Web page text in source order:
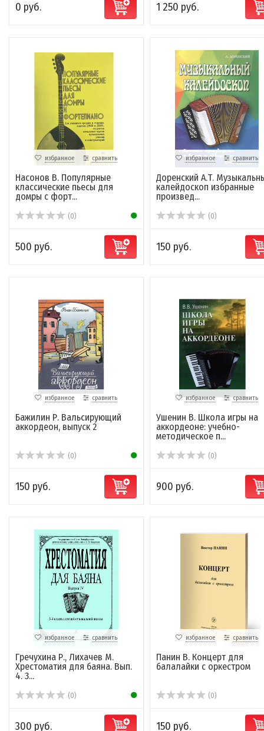
0 руб. 1 250 руб.
избранное сравнить
Насонов В. Популярные
классические пьесы для
домры с форт...
(0)
500 руб.
избранное сравнить
Доренский А.Т.
калейдоскоп избранные
произвед...
(0)
150 руб.
избранное сравнить
Бажилин Р. Вальсирующий
аккордеон, выпуск 2
(0)
150 руб.
избранное сравнить
Ушенин В. Школа игры на
аккордеоне: учебно-
методическое п...
(0)
900 руб.
избранное сравнить
Гречухина Р., Лихачев М.
Хрестоматия для баяна. Вып.
4. 3...
(0)
300 руб.
избранное сравнить
Панин В. Концерт для
балалайки с оркестром
(0)
150 руб.